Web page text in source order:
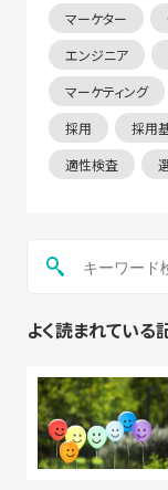
マーケター
エンジニア
マーケティング
採用
採用
適性検査
よく読まれている